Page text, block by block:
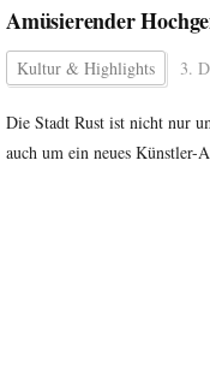
Amüsierender
Kultur & Highlights 3.
Die Stadt Rust ist nicht nur
auch um ein neues